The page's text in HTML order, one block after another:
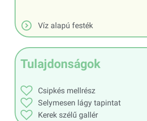
Víz alapú festék
Tulajdonságok
Csipkés mellrész
Selymesen lágy tapintat
Kerek szélű gallér